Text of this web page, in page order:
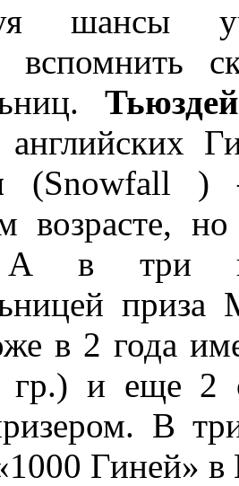
шансы
вспомнить
Тьюздей
английских
(Snowfall )
возрасте,
А в три
в 2 года
гр.) и еще 2
В
Гиней»